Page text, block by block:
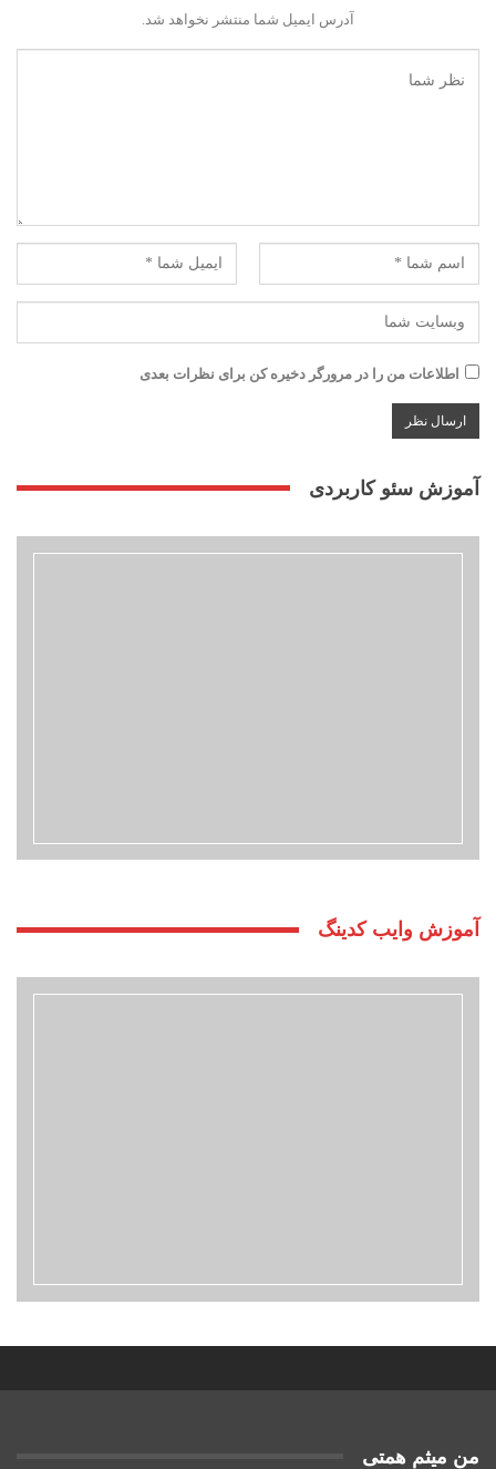
آدرس ایمیل شما منتشر نخواهد شد.
اطلاعات من را در مرورگر دخیره کن برای نظرات بعدی
آموزش سئو کاربردی
آموزش وایب کدینگ
من میثم همتی